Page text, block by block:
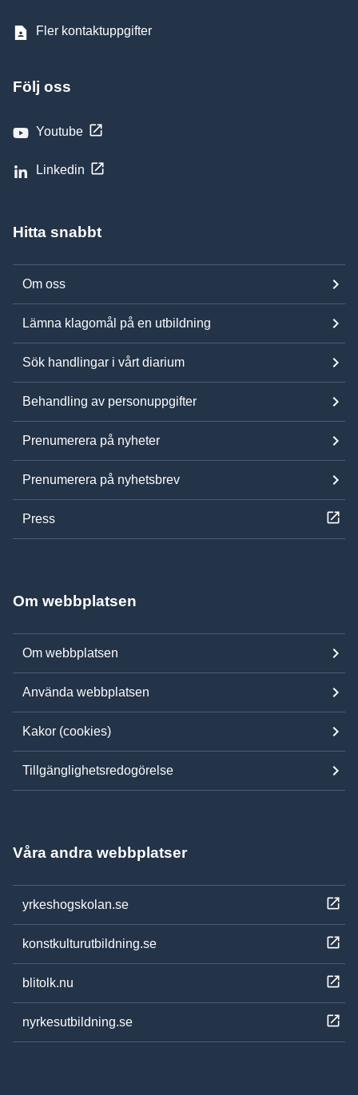
Fler kontaktuppgifter
Följ oss
Youtube
Linkedin
Hitta snabbt
Om oss
Lämna klagomål på en utbildning
Sök handlingar i vårt diarium
Behandling av personuppgifter
Prenumerera på nyheter
Prenumerera på nyhetsbrev
Press
Om webbplatsen
Om webbplatsen
Använda webbplatsen
Kakor (cookies)
Tillgänglighetsredogörelse
Våra andra webbplatser
yrkeshogskolan.se
konstkulturutbildning.se
blitolk.nu
nyrkesutbildning.se